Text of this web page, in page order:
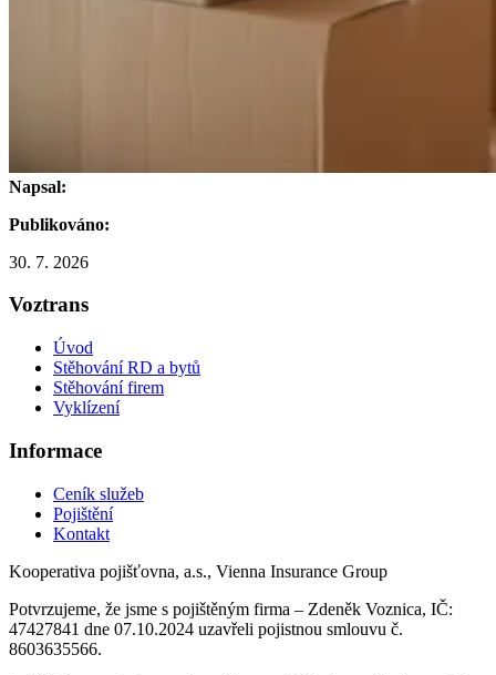
Napsal:
Publikováno:
30. 7. 2026
Voztrans
Úvod
Stěhování RD a bytů
Stěhování firem
Vyklízení
Informace
Ceník služeb
Pojištění
Kontakt
Kooperativa pojišťovna, a.s., Vienna Insurance Group
Potvrzujeme, že jsme s pojištěným firma – Zdeněk Voznica, IČ:
47427841 dne 07.10.2024 uzavřeli pojistnou smlouvu č.
8603635566.